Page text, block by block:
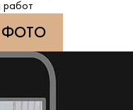
работ
ФОТО